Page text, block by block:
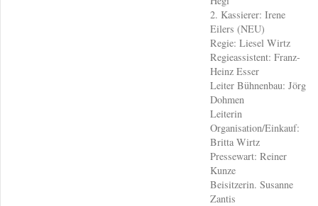
2. Kassierer: Irene
Eilers (NEU)
Regie: Liesel Wirtz
Regieassistent: Franz-
Heinz Esser
Leiter Bühnenbau: Jörg
Dohmen
Leiterin
Organisation/Einkauf:
Britta Wirtz
Pressewart: Reiner
Kunze
Beisitzerin. Susanne
Zantis